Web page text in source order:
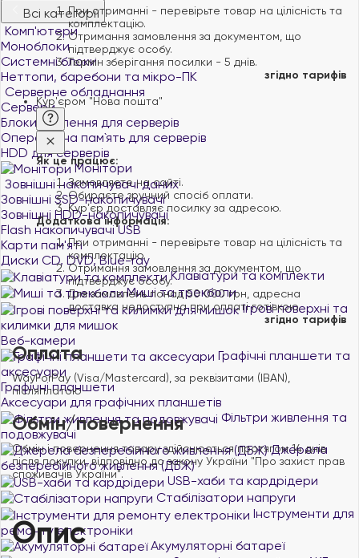
Всі категорії
Комп'ютери
Моноблоки
Системні блоки
Неттопи, баребони та мікро-ПК
Серверне обладнання
Сервери
Блоки живлення для серверів
Оперативна пам`ять для серверів
HDD для серверів
Монітори
Зовнішні накопичувачі даних
Зовнішні SSD-накопичувачі
Зовнішні HDD-накопичувачі
Flash накопичувачі USB
Карти пам'яті
Диски CD, DVD, Blue-ray
Клавіатури та комплекти
Миші та трекболи
Ігрові поверхні та
килимки для мишок
Веб-камери
Графічні планшети та
аксесуари
Графічні планшети
Аксесуари для графічних планшетів
Фільтри живлення та
подовжувачі
Джерела
безперебійного живлення (ДБЖ)
USB-хаби та кардрідери
Стабілізатори напруги
Інструменти для
ремонту електроніки
Акумуляторні батареї
При отриманні - перевірьте товар на цілісність та
комплектацію.
Отримання замовлення за документом, що
підтверджує особу.
Термін зберігання посилки - 5 днів.
згідно тарифів
Кур'єром "Нова пошта"
Як це працює:
Замовляєте на сайті.
Обираєте зручний спосіб оплати.
Курʼєр доставляє посилку за адресою.
Додаткова інформація:
При отриманні - перевірьте товар на цілісність та
комплектацію.
Отримання замовлення за документом, що
підтверджує особу.
Для замовлень понад 50 000 грн, адресна
доставка недоступна при оплаті готівкою.
згідно тарифів
Оплата
WayForPay (Visa/Mastercard), за реквізитами (IBAN),
післяплатою
Обмін/повернення
Обмін і повернення товару здійснюється протягом 14 днів
після покупки, відповідно до закону України "Про захист прав
споживачів України".
Опис